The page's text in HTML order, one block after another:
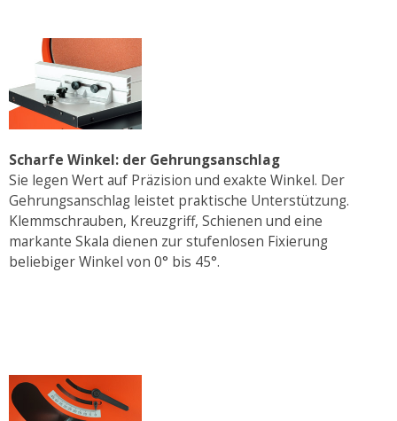
Scharfe Winkel: der Gehrungsanschlag
Sie legen Wert auf Präzision und exakte Winkel. Der
Gehrungsanschlag leistet praktische Unterstützung.
Klemmschrauben, Kreuzgriff, Schienen und eine
markante Skala dienen zur stufenlosen Fixierung
beliebiger Winkel von 0° bis 45°.